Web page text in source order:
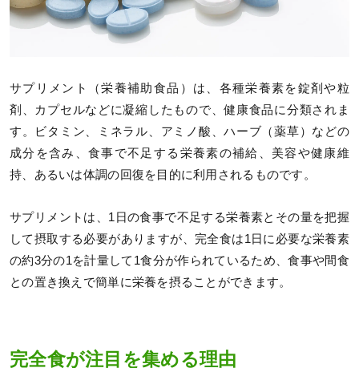
サプリメント（栄養補助食品）は、各種栄養素を錠剤や粒
剤、カプセルなどに凝縮したもので、健康食品に分類されま
す。ビタミン、ミネラル、アミノ酸、ハーブ（薬草）などの
成分を含み、食事で不足する栄養素の補給、美容や健康維
持、あるいは体調の回復を目的に利用されるものです。
サプリメントは、1日の食事で不足する栄養素とその量を把握
して摂取する必要がありますが、完全食は1日に必要な栄養素
の約3分の1を計量して1食分が作られているため、食事や間食
との置き換えで簡単に栄養を摂ることができます。
完全食が注目を集める理由